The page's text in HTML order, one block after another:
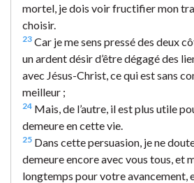
mortel, je dois voir fructifier mon
choisir.
23 Car je me sens pressé des deux
un ardent désir d’être dégagé des
avec Jésus-Christ, ce qui est sans
meilleur ;
24 Mais, de l’autre, il est plus utile
demeure en cette vie.
25 Dans cette persuasion, je ne
demeure encore avec vous tous, et
longtemps pour votre avancement,